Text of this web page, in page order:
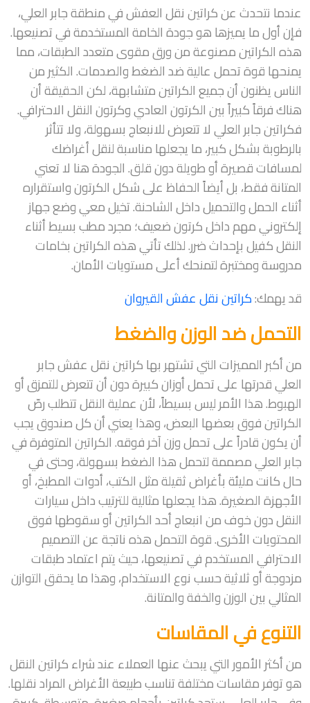
عندما نتحدث عن كراتين نقل العفش في منطقة جابر العلي،
فإن أول ما يميزها هو جودة الخامة المستخدمة في تصنيعها.
هذه الكراتين مصنوعة من ورق مقوى متعدد الطبقات، مما
يمنحها قوة تحمل عالية ضد الضغط والصدمات. الكثير من
الناس يظنون أن جميع الكراتين متشابهة، لكن الحقيقة أن
هناك فرقاً كبيراً بين الكرتون العادي وكرتون النقل الاحترافي.
فكراتين جابر العلي لا تتعرض للانبعاج بسهولة، ولا تتأثر
بالرطوبة بشكل كبير، ما يجعلها مناسبة لنقل أغراضك
لمسافات قصيرة أو طويلة دون قلق. الجودة هنا لا تعني
المتانة فقط، بل أيضاً الحفاظ على شكل الكرتون واستقراره
أثناء الحمل والتحميل داخل الشاحنة. تخيل معي وضع جهاز
إلكتروني مهم داخل كرتون ضعيف؛ مجرد مطب بسيط أثناء
النقل كفيل بإحداث ضرر. لذلك تأتي هذه الكراتين بخامات
مدروسة ومختبرة لتمنحك أعلى مستويات الأمان.
قد يهمك:كراتين نقل عفش القيروان
التحمل ضد الوزن والضغط
من أكبر المميزات التي تشتهر بها كراتين نقل عفش جابر
العلي قدرتها على تحمل أوزان كبيرة دون أن تتعرض للتمزق أو
الهبوط. هذا الأمر ليس بسيطاً، لأن عملية النقل تتطلب رصّ
الكراتين فوق بعضها البعض، وهذا يعني أن كل صندوق يجب
أن يكون قادراً على تحمل وزن آخر فوقه. الكراتين المتوفرة في
جابر العلي مصممة لتحمل هذا الضغط بسهولة، وحتى في
حال كانت مليئة بأغراض ثقيلة مثل الكتب، أدوات المطبخ، أو
الأجهزة الصغيرة. هذا يجعلها مثالية للترتيب داخل سيارات
النقل دون خوف من انبعاج أحد الكراتين أو سقوطها فوق
المحتويات الأخرى. قوة التحمل هذه ناتجة عن التصميم
الاحترافي المستخدم في تصنيعها، حيث يتم اعتماد طبقات
مزدوجة أو ثلاثية حسب نوع الاستخدام، وهذا ما يحقق التوازن
المثالي بين الوزن والخفة والمتانة.
التنوع في المقاسات
من أكثر الأمور التي يبحث عنها العملاء عند شراء كراتين النقل
هو توفر مقاسات مختلفة تناسب طبيعة الأغراض المراد نقلها.